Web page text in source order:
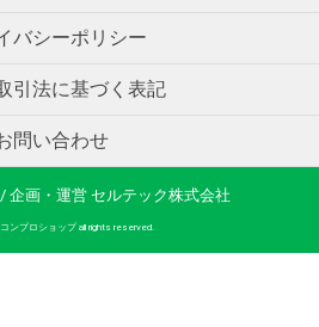
バシーポリシー
引法に基づく表記
問い合わせ
企画・運営 セルテック株式会社
コンプロショップ all rights reserved.